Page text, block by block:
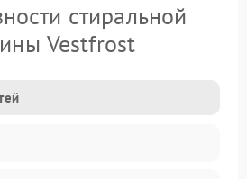
стиральной
Vestfrost